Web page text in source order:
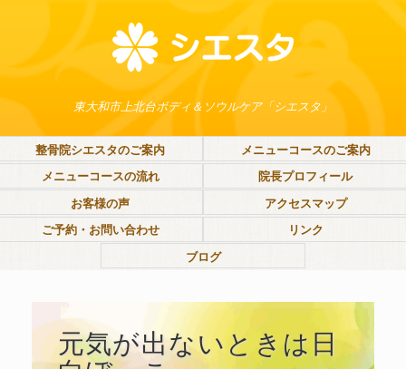
東大和市上北台ボディ＆ソウルケア「シエスタ」
整骨院シエスタのご案内
メニューコースのご案内
メニューコースの流れ
院長プロフィール
お客様の声
アクセスマップ
ご予約・お問い合わせ
リンク
ブログ
元気が出ないときは日